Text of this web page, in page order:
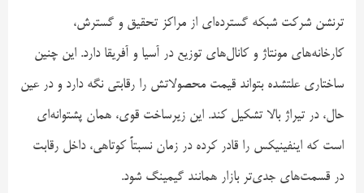
ترنشن شرکت شبکه گسترده‌ای از مراکز تحقیق و گسترش،
کارخانه‌های مونتاژ و کانال‌های توزیع در آسیا و آفریقا دارد. این چنین
ساختاری علتشده بتواند قیمت محصولاتش را رقابتی نگه دارد و در عین
حال، در تیراژ بالا تشکیل کند. این زیرساخت قوی، همان پشتوانه‌ای
است که اینفینیکس را قادر کرده در زمان نسبتاً کوتاهی، داخل رقابت
در قسمت‌های جدی‌تر بازار همانند گیمینگ شود.